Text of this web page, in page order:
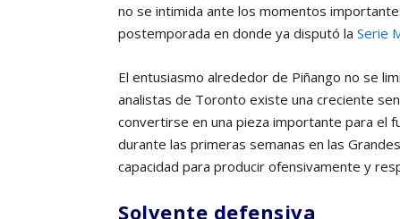
no se intimida ante los momentos
postemporada en donde ya disputó la Serie
El entusiasmo alrededor de Piñango no se
analistas de Toronto existe una creciente
convertirse en una pieza importante para el
durante las primeras semanas en las
capacidad para producir ofensivamente y
Solvente defensiva